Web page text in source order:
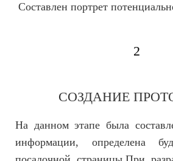
Составлен портрет
2
СОЗДАНИЕ
На данном этапе была
информации, определена